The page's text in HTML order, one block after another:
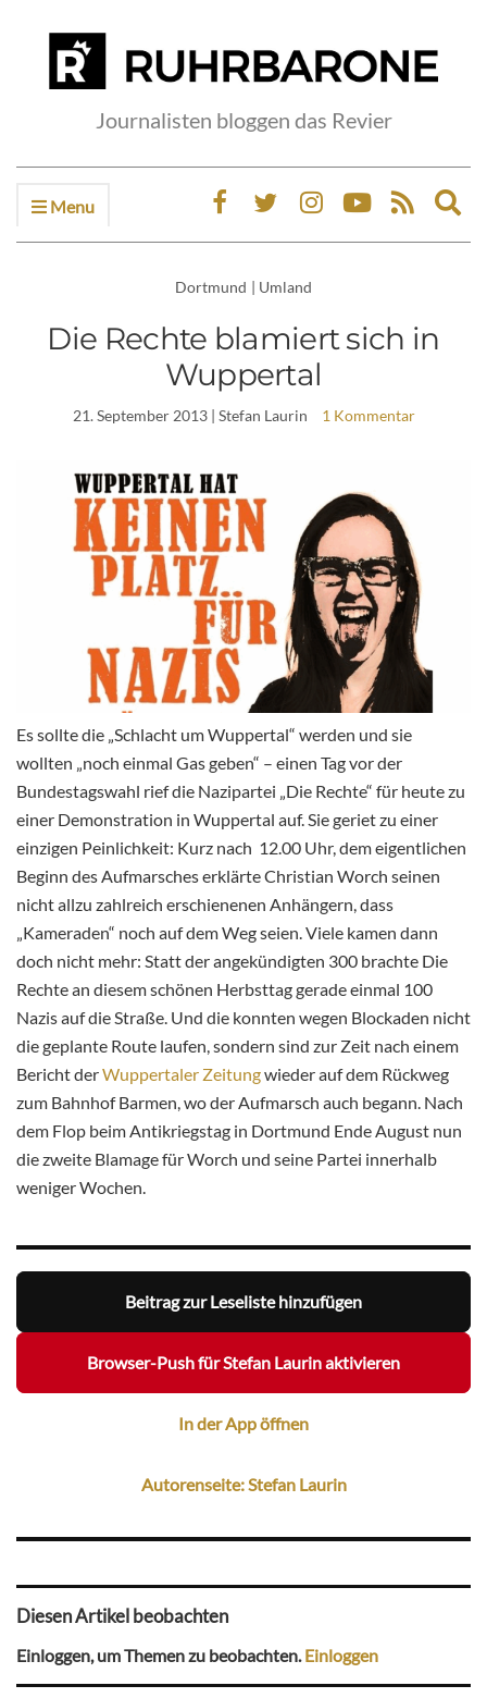
Journalisten bloggen das Revier
Menu
Dortmund | Umland
Die Rechte blamiert sich in
Wuppertal
21. September 2013| Stefan Laurin 1 Kommentar
Es sollte die „Schlacht um Wuppertal“ werden und sie
wollten „noch einmal Gas geben“ – einen Tag vor der
Bundestagswahl rief die Nazipartei „Die Rechte“ für heute zu
einer Demonstration in Wuppertal auf. Sie geriet zu einer
einzigen Peinlichkeit: Kurz nach 12.00 Uhr, dem eigentlichen
Beginn des Aufmarsches erklärte Christian Worch seinen
nicht allzu zahlreich erschienenen Anhängern, dass
„Kameraden“ noch auf dem Weg seien. Viele kamen dann
doch nicht mehr: Statt der angekündigten 300 brachte Die
Rechte an diesem schönen Herbsttag gerade einmal 100
Nazis auf die Straße. Und die konnten wegen Blockaden nicht
die geplante Route laufen, sondern sind zur Zeit nach einem
Bericht derWuppertaler Zeitungwieder auf dem Rückweg
zum Bahnhof Barmen, wo der Aufmarsch auch begann. Nach
dem Flop beim Antikriegstag in Dortmund Ende August nun
die zweite Blamage für Worch und seine Partei innerhalb
weniger Wochen.
Beitrag zur Leseliste hinzufügen
Browser-Push für Stefan Laurin aktivieren
In der App öffnen
Autorenseite: Stefan Laurin
Diesen Artikel beobachten
Einloggen, um Themen zu beobachten.Einloggen